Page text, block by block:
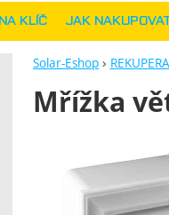
Solar-Eshop
Mřížka
KLÍČ JAK